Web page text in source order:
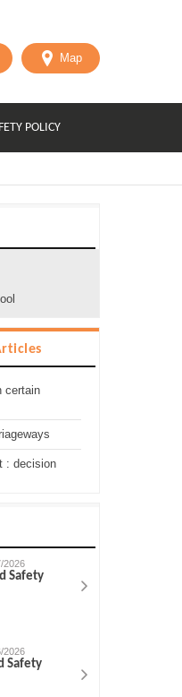
Map
POLICY
certain
: decision
2026
Safety
2026
Safety